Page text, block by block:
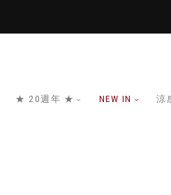
★ 20週年 ★ NEW IN 涼